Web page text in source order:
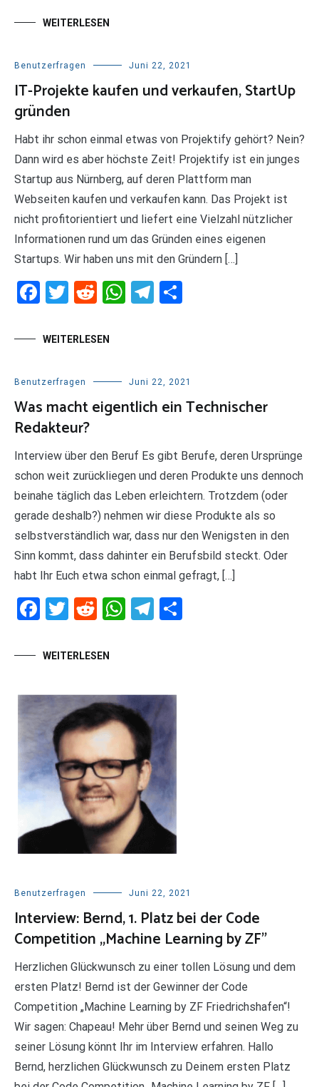
WEITERLESEN
Benutzerfragen Juni 22, 2021
IT-Projekte kaufen und verkaufen, StartUp
gründen
Habt ihr schon einmal etwas von Projektify gehört? Nein?
Dann wird es aber höchste Zeit! Projektify ist ein junges
Startup aus Nürnberg, auf deren Plattform man
Webseiten kaufen und verkaufen kann. Das Projekt ist
nicht profitorientiert und liefert eine Vielzahl nützlicher
Informationen rund um das Gründen eines eigenen
Startups. Wir haben uns mit den Gründern […]
Facebook
Twitter
RedditWhatsApp
Telegram
WEITERLESEN
Benutzerfragen Juni 22, 2021
Was macht eigentlich ein Technischer
Redakteur?
Interview über den Beruf Es gibt Berufe, deren Ursprünge
schon weit zurückliegen und deren Produkte uns dennoch
beinahe täglich das Leben erleichtern. Trotzdem (oder
gerade deshalb?) nehmen wir diese Produkte als so
selbstverständlich war, dass nur den Wenigsten in den
Sinn kommt, dass dahinter ein Berufsbild steckt. Oder
habt Ihr Euch etwa schon einmal gefragt, […]
Facebook
Twitter
RedditWhatsApp
Telegram
WEITERLESEN
Benutzerfragen Juni 22, 2021
Interview: Bernd, 1. Platz bei der Code
Competition „Machine Learning by ZF”
Herzlichen Glückwunsch zu einer tollen Lösung und dem
ersten Platz! Bernd ist der Gewinner der Code
Competition „Machine Learning by ZF Friedrichshafen“!
Wir sagen: Chapeau! Mehr über Bernd und seinen Weg zu
seiner Lösung könnt Ihr im Interview erfahren. Hallo
Bernd, herzlichen Glückwunsch zu Deinem ersten Platz